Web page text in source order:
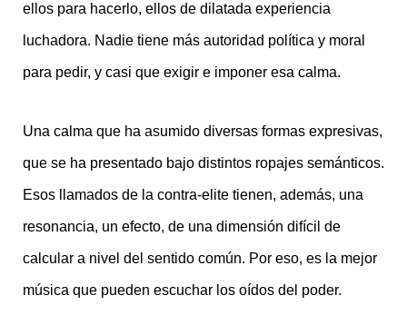
ellos para hacerlo, ellos de dilatada experiencia
luchadora. Nadie tiene más autoridad política y moral
para pedir, y casi que exigir e imponer esa calma.
Una calma que ha asumido diversas formas expresivas,
que se ha presentado bajo distintos ropajes semánticos.
Esos llamados de la contra-elite tienen, además, una
resonancia, un efecto, de una dimensión difícil de
calcular a nivel del sentido común. Por eso, es la mejor
música que pueden escuchar los oídos del poder.